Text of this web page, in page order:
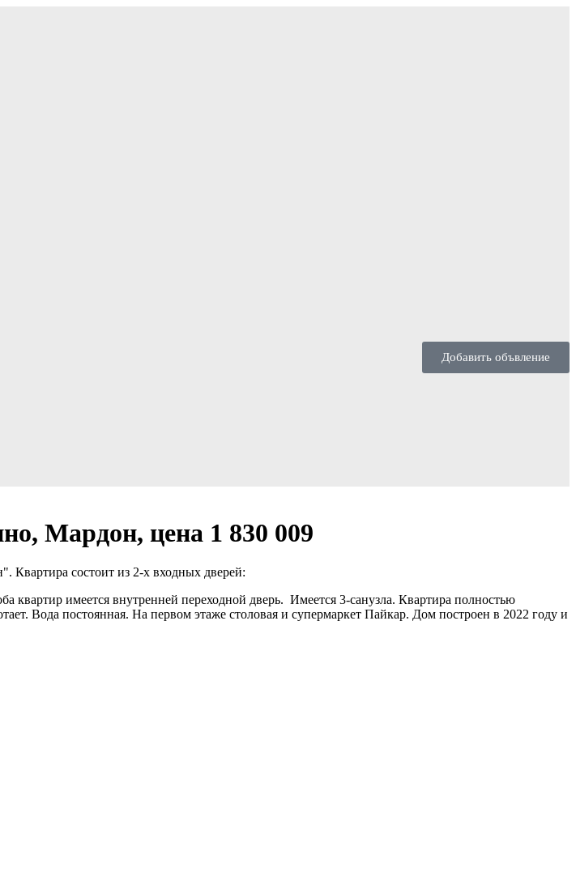
Добавить объвление
Мардон, цена 1 830 009
Квартира состоит из 2-х входных дверей:
имеется внутренней переходной дверь. Имеется 3-санузла. Квартира полностью
Вода постоянная. На первом этаже столовая и супермаркет Пайкар. Дом построен в 2022 году и